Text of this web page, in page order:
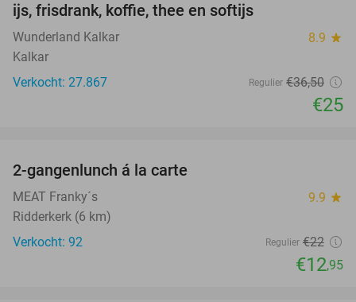
ijs, frisdrank, koffie, thee en softijs
Wunderland Kalkar 8.9 star
Kalkar
Verkocht: 27.867
Regulier €36,50
€25
2-gangenlunch á la carte
MEAT Franky´s 9.9 star
Ridderkerk (6 km)
Verkocht: 92
Regulier €22
€12,95